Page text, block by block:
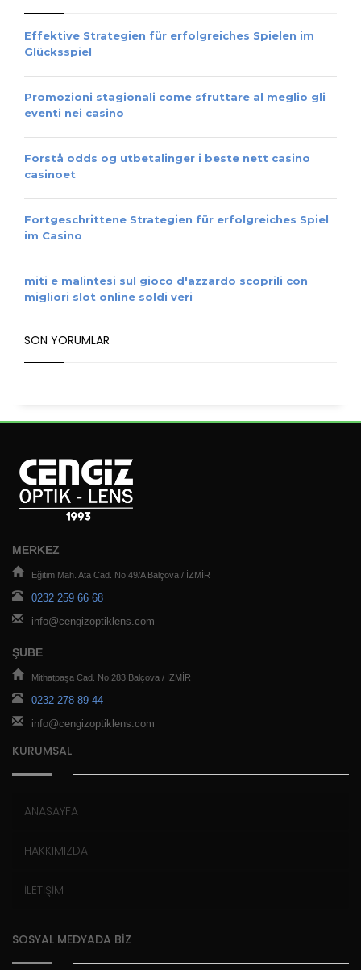
Effektive Strategien für erfolgreiches Spielen im
Glücksspiel
Promozioni stagionali come sfruttare al meglio gli
eventi nei casino
Forstå odds og utbetalinger i beste nett casino
casinoet
Fortgeschrittene Strategien für erfolgreiches Spiel
im Casino
miti e malintesi sul gioco d'azzardo scoprili con
migliori slot online soldi veri
SON YORUMLAR
MERKEZ
Eğitim Mah. Ata Cad. No:49/A Balçova / İZMİR
0232 259 66 68
info@cengizoptiklens.com
ŞUBE
Mithatpaşa Cad. No:283 Balçova / İZMİR
0232 278 89 44
info@cengizoptiklens.com
KURUMSAL
ANASAYFA
HAKKIMIZDA
İLETİŞİM
SOSYAL MEDYADA BİZ